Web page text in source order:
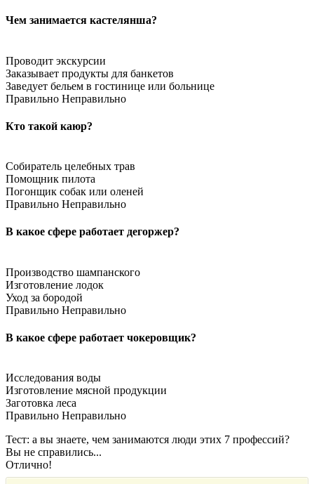
Чем занимается кастелянша?
Проводит экскурсии
Заказывает продукты для банкетов
Заведует бельем в гостинице или больнице
Правильно Неправильно
Кто такой каюр?
Собиратель целебных трав
Помощник пилота
Погонщик собак или оленей
Правильно Неправильно
В какое сфере работает дегоржер?
Производство шампанского
Изготовление лодок
Уход за бородой
Правильно Неправильно
В какое сфере работает чокеровщик?
Исследования воды
Изготовление мясной продукции
Заготовка леса
Правильно Неправильно
Тест: а вы знаете, чем занимаются люди этих 7 профессий?
Вы не справились...
Отлично!